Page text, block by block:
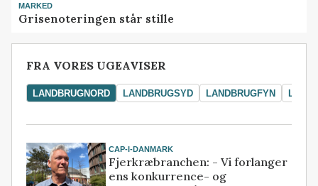
MARKED
Grisenoteringen står stille
FRA VORES UGEAVISER
LANDBRUGNORD LANDBRUGSYD LANDBRUGFYN
CAP-I-DANMARK
Fjerkræbranchen: - Vi forlanger
ens konkurrence- og